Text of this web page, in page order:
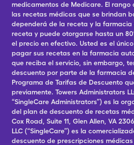
medicamentos de Medicare. El rango
las recetas médicas que se brindan
dependerá de la receta y la farmacia
receta y puede otorgarse hasta un
el precio en efectivo. Usted es el
pagar sus recetas en la farmacia
que reciba el servicio, sin embargo,
descuento por parte de la farmacia
Programa de Tarifas de Descuento
previamente. Towers Administrators
“SingleCare Administrators”) es la
del plan de descuento de recetas
Cox Road, Suite 11, Glen Allen, VA
LLC (“SingleCare”) es la
descuento de prescripciones